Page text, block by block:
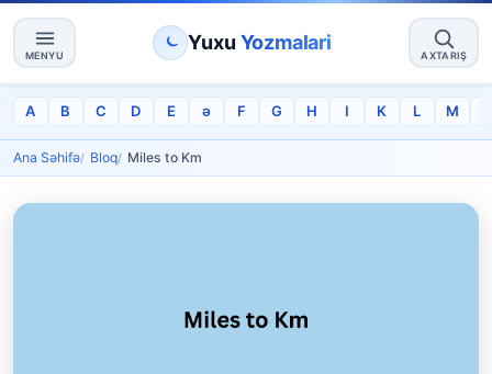
MENYU
Yuxu Yozmalari
AXTARIŞ
A B C D E ə F G H I K L M
Ana Səhifə Bloq Miles to Km